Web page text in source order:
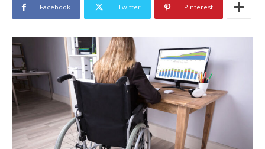
Facebook Twitter Pinterest